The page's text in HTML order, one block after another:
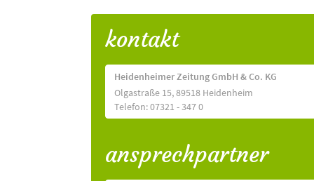
kontakt
Heidenheimer Zeitung GmbH & Co. KG
Olgastraße 15, 89518 Heidenheim
Telefon: 07321 - 347 0
ansprechpartner